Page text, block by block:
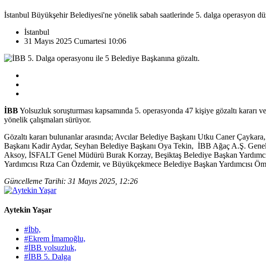
İstanbul Büyükşehir Belediyesi'ne yönelik sabah saatlerinde 5. dalga operasyon
İstanbul
31 Mayıs 2025 Cumartesi 10:06
İBBYolsuzluk soruşturması kapsamında 5. operasyonda 47 kişiye gözaltı kararı
yönelik çalışmaları sürüyor.
Gözaltı kararı bulunanlar arasında; Avcılar Belediye Başkanı Utku Caner
Başkanı Kadir Aydar, Seyhan Belediye Başkanı Oya Tekin, İBB Ağaç A.Ş.
Aksoy, İSFALT Genel Müdürü Burak Korzay, Beşiktaş Belediye Başkan
Yardımcısı Rıza Can Özdemir, ve Büyükçekmece Belediye Başkan Yardımcısı
Güncelleme Tarihi: 31 Mayıs 2025, 12:26
Aytekin Yaşar
#İbb,
#Ekrem İmamoğlu,
#İBB yolsuzluk,
#İBB 5. Dalga